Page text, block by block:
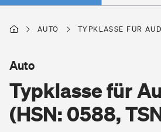
Wer versichert was: Jetzt Versicherer
Berufsunfähigkeitsversicherung
Erwerbsunfähigkeitsversicherung
Wohnen
AUTO TYPKLASSE FÜR
Typklasse für
(HSN: 0588,
Auto